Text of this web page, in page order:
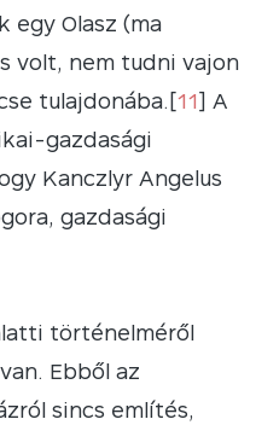
egy Olasz (ma
volt, nem tudni vajon
tulajdonába.[11] A
gazdasági
Kanczlyr Angelus
gazdasági
történelméről
Ebből az
sincs említés,